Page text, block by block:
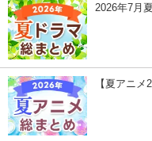
2026年7月
【夏アニ